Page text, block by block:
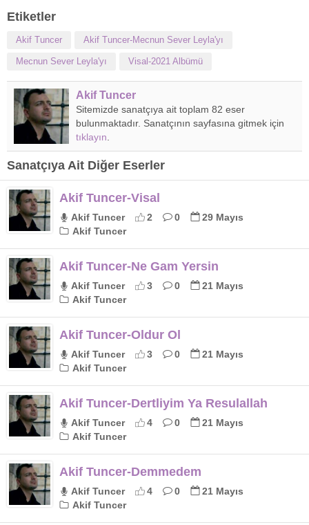
Etiketler
Akif Tuncer Akif Tuncer-Mecnun Sever Leyla'yı
Mecnun Sever Leyla'yı Visal-2021 Albümü
Akif Tuncer
Sitemizde sanatçıya ait toplam 82 eser
bulunmaktadır. Sanatçının sayfasına gitmek için
tıklayın
Sanatçıya Ait Diğer Eserler
Akif Tuncer-Visal
Akif Tuncer 2 0
29 Mayıs
Akif Tuncer
Akif Tuncer-Ne Gam Yersin
Akif Tuncer 3 0
21 Mayıs
Akif Tuncer
Akif Tuncer-Oldur Ol
Akif Tuncer 3 0
21 Mayıs
Akif Tuncer
Akif Tuncer-Dertliyim Ya Resulallah
Akif Tuncer 4 0
21 Mayıs
Akif Tuncer
Akif Tuncer-Demmedem
Akif Tuncer 4 0
21 Mayıs
Akif Tuncer